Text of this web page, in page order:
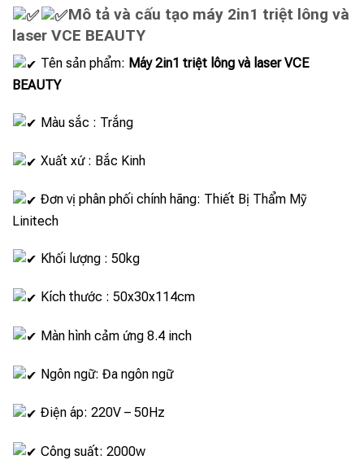
Mô tả và cấu tạo máy 2in1 triệt lông và
laser VCE BEAUTY
Tên sản phẩm: Máy 2in1 triệt lông và laser VCE
BEAUTY
Màu sắc : Trắng
Xuất xứ : Bắc Kinh
Đơn vị phân phối chính hãng: Thiết Bị Thẩm Mỹ
Linitech
Khối lượng : 50kg
Kích thước : 50x30x114cm
Màn hình cảm ứng 8.4 inch
Ngôn ngữ: Đa ngôn ngữ
Điện áp: 220V – 50Hz
Công suất: 2000w